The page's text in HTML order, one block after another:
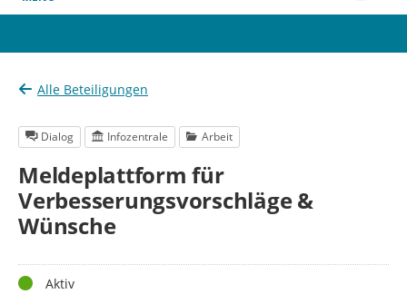
Alle Beteiligungen
Dialog Infozentrale Arbeit
Meldeplattform für
Verbesserungsvorschläge &
Wünsche
StatusAktiv